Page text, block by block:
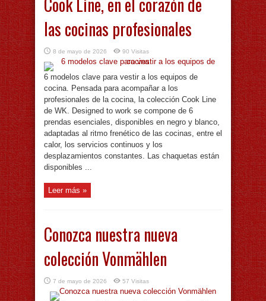
las cocinas profesionales
8 de mayo de 2026 90 Visitas
6 modelos clave para vestir a los equipos de
cocina. Pensada para acompañar a los
profesionales de la cocina, la colección Cook Line
de WK. Designed to work se compone de 6
prendas esenciales, disponibles en negro y blanco,
adaptadas al ritmo frenético de las cocinas, entre el
calor, los servicios continuos y los
desplazamientos constantes. Las chaquetas están
disponibles ...
Leer más »
Conozca nuestra nueva
colección Vonmählen
7 de mayo de 2026 57 Visitas